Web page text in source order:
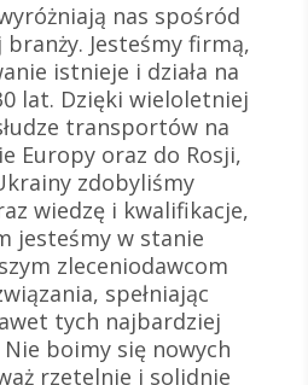
nas spośród
Jesteśmy firmą,
istnieje i działa na
lat. Dzięki wieloletniej
transportów na
Europy oraz do Rosji,
zdobyliśmy
wiedzę i kwalifikacje,
jesteśmy w stanie
zleceniodawcom
spełniając
tych najbardziej
boimy się nowych
rzetelnie i solidnie